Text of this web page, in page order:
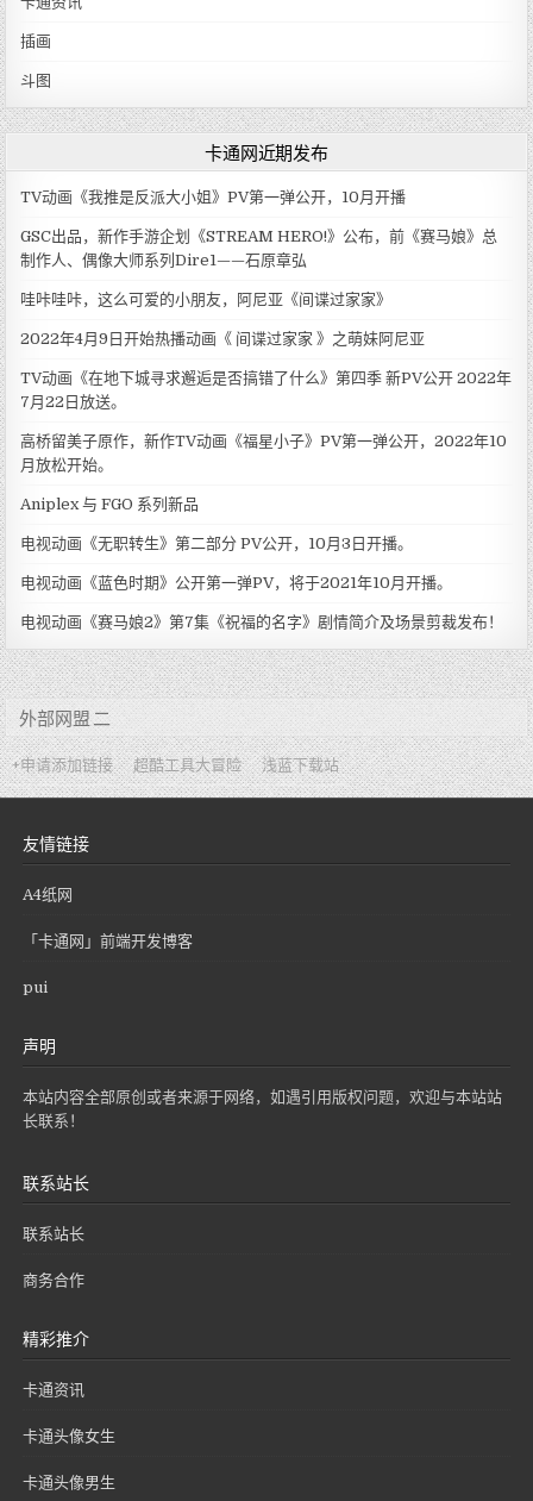
插画
斗图
卡通网近期发布
TV动画《我推是反派大小姐》PV第一弹公开，10月开播
GSC出品，新作手游企划《STREAM HERO!》公布，前《赛马娘》总
制作人、偶像大师系列Dire1——石原章弘
哇咔哇咔，这么可爱的小朋友，阿尼亚《间谍过家家》
2022年4月9日开始热播动画《 间谍过家家 》之萌妹阿尼亚
TV动画《在地下城寻求邂逅是否搞错了什么》第四季 新PV公开 2022年
7月22日放送。
高桥留美子原作，新作TV动画《福星小子》PV第一弹公开，2022年10
月放松开始。
Aniplex 与 FGO 系列新品
电视动画《无职转生》第二部分 PV公开，10月3日开播。
电视动画《蓝色时期》公开第一弹PV，将于2021年10月开播。
电视动画《赛马娘2》第7集《祝福的名字》剧情简介及场景剪裁发布！
外部网盟 二
+申请添加链接 超酷工具大冒险 浅蓝下载站
友情链接
A4纸网
「卡通网」前端开发博客
pui
声明
本站内容全部原创或者来源于网络，如遇引用版权问题，欢迎与本站站
长联系！
联系站长
联系站长
商务合作
精彩推介
卡通资讯
卡通头像女生
卡通头像男生